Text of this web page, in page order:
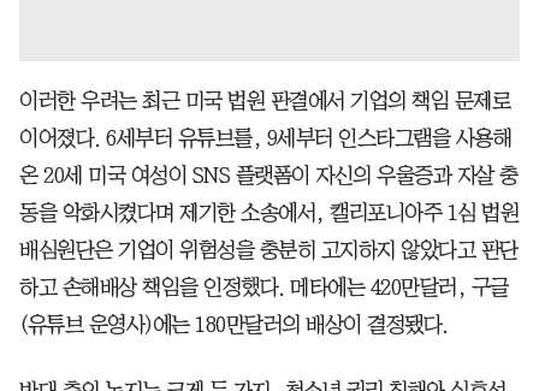
이러한 우려는 최근 미국 법원 판결에서 기업의 책임 문제로
이어졌다. 6세부터 유튜브를, 9세부터 인스타그램을 사용해
온 20세 미국 여성이 SNS 플랫폼이 자신의 우울증과 자살 충
동을 악화시켰다며 제기한 소송에서, 캘리포니아주 1심 법원
배심원단은 기업이 위험성을 충분히 고지하지 않았다고 판단
하고 손해배상 책임을 인정했다. 메타에는 420만달러, 구글
(유튜브 운영사)에는 180만달러의 배상이 결정됐다.